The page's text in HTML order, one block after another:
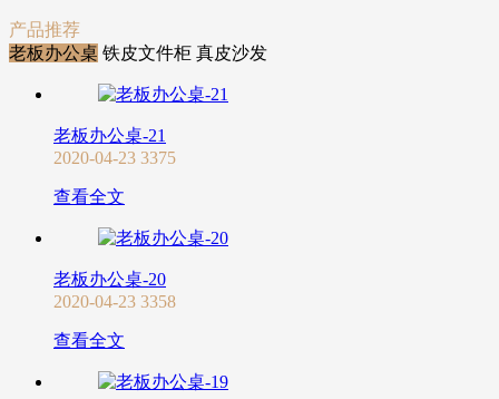
产品推荐
老板办公桌 铁皮文件柜 真皮沙发
老板办公桌-21
2020-04-23 3375
查看全文
老板办公桌-20
2020-04-23 3358
查看全文